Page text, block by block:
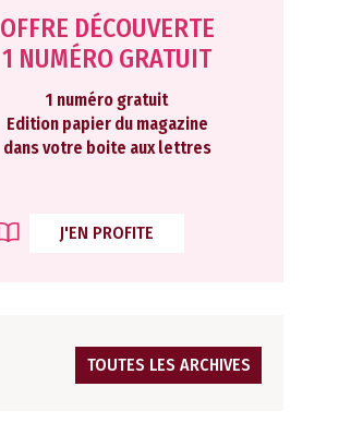
OFFRE DÉCOUVERTE
1 NUMÉRO GRATUIT
1 numéro gratuit
Edition papier du magazine
dans votre boite aux lettres
J'EN PROFITE
TOUTES LES ARCHIVES